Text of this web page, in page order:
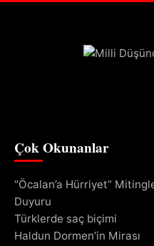
Çok Okunanlar
“Öcalan’a Hürriyet”
Duyuru
Türklerde saç biçimi
Haldun Dormen’in Mirası